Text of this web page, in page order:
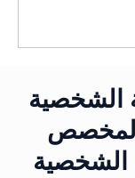
الشخصية
الشخصية